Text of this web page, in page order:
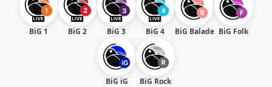
BiG 1 BiG 2 BiG 3 BiG 4 BiG Balade BiG Folk
BiG iG BiG Rock